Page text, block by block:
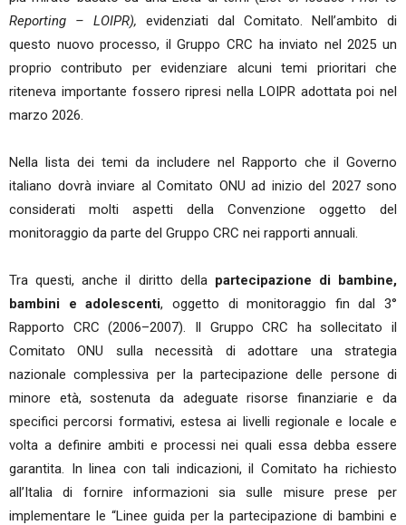
Reporting – LOIPR), evidenziati dal Comitato. Nell’ambito di
questo nuovo processo, il Gruppo CRC ha inviato nel 2025 un
proprio contributo per evidenziare alcuni temi prioritari che
riteneva importante fossero ripresi nella LOIPR adottata poi nel
marzo 2026.
Nella lista dei temi da includere nel Rapporto che il Governo
italiano dovrà inviare al Comitato ONU ad inizio del 2027 sono
considerati molti aspetti della Convenzione oggetto del
monitoraggio da parte del Gruppo CRC nei rapporti annuali.
Tra questi, anche il diritto della partecipazione di bambine,
bambini e adolescenti, oggetto di monitoraggio fin dal 3°
Rapporto CRC (2006–2007). Il Gruppo CRC ha sollecitato il
Comitato ONU sulla necessità di adottare una strategia
nazionale complessiva per la partecipazione delle persone di
minore età, sostenuta da adeguate risorse finanziarie e da
specifici percorsi formativi, estesa ai livelli regionale e locale e
volta a definire ambiti e processi nei quali essa debba essere
garantita. In linea con tali indicazioni, il Comitato ha richiesto
all’Italia di fornire informazioni sia sulle misure prese per
implementare le “Linee guida per la partecipazione di bambini e